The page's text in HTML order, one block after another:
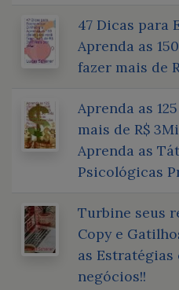
47 Dicas para
Aprenda as
fazer mais de
Aprenda as
mais de R$
Aprenda as
Psicológicas
Turbine seus
Copy e
as Estratégias
negócios!!